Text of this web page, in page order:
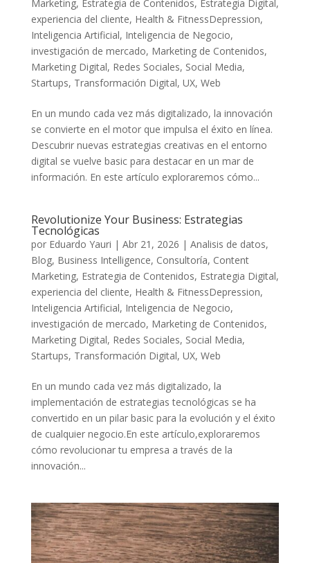
Marketing, Estrategia de Contenidos, Estrategia Digital,
experiencia del cliente, Health & FitnessDepression,
Inteligencia Artificial, Inteligencia de Negocio,
investigación de mercado, Marketing de Contenidos,
Marketing Digital, Redes Sociales, Social Media,
Startups, Transformación Digital, UX, Web
En⁤ un⁤ mundo cada vez ‍más digitalizado, la innovación
se convierte en el motor que impulsa el éxito en línea.
Descubrir nuevas estrategias creativas en el entorno
digital se vuelve basic para destacar⁢ en⁢ un mar ⁢de ​
información. En este artículo exploraremos cómo...
Revolutionize Your Business: Estrategias
Tecnológicas
por Eduardo Yauri | Abr 21, 2026 | Analisis de datos,
Blog, Business Intelligence, Consultoría, Content
Marketing, Estrategia de Contenidos, Estrategia Digital,
experiencia del cliente, Health & FitnessDepression,
Inteligencia Artificial, Inteligencia de Negocio,
investigación de mercado, Marketing de Contenidos,
Marketing Digital, Redes Sociales, Social Media,
Startups, Transformación Digital, UX, Web
En ​un ⁤mundo cada vez más digitalizado, la
implementación de ​estrategias tecnológicas se ha
convertido en‌ un pilar⁤ basic para la evolución y el éxito ​
de cualquier negocio.En este artículo,exploraremos
cómo revolucionar tu empresa a través‍ de ‌la⁤
innovación...